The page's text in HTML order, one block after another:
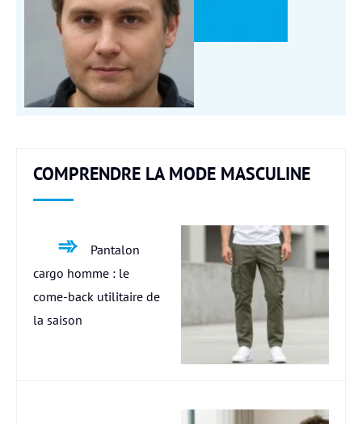
COMPRENDRE LA MODE MASCULINE
Pantalon
cargo homme : le
come-back utilitaire de
la saison